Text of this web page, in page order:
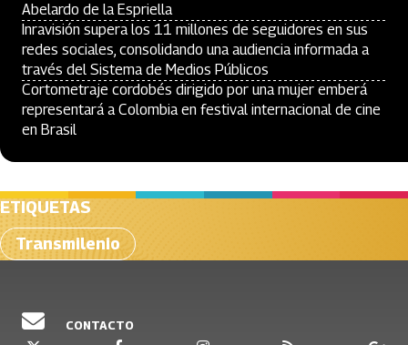
Abelardo de la Espriella
Inravisión supera los 11 millones de seguidores en sus
redes sociales, consolidando una audiencia informada a
través del Sistema de Medios Públicos
Cortometraje cordobés dirigido por una mujer emberá
representará a Colombia en festival internacional de cine
en Brasil
ETIQUETAS
Transmilenio
CONTACTO